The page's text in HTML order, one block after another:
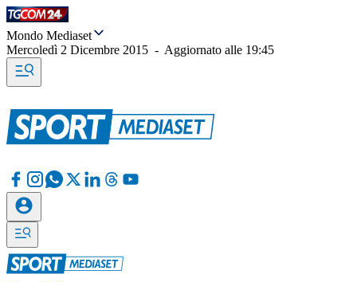
Mondo Mediaset
Mercoledì 2 Dicembre 2015 - Aggiornato alle 19:45